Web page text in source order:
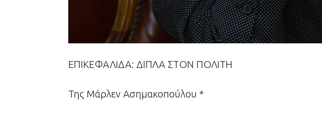
ΕΠΙΚΕΦΑΛΙΔΑ: ΔΙΠΛΑ ΣΤΟΝ ΠΟΛΙΤΗ
Της Μάρλεν Ασημακοπούλου *